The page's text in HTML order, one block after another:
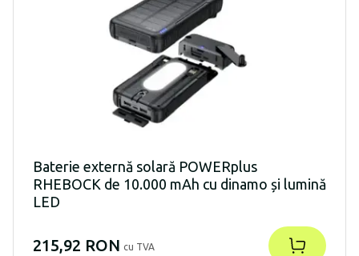
Baterie externă solară POWERplus
RHEBOCK de 10.000 mAh cu dinamo și lumină
LED
215,92 RON cu TVA